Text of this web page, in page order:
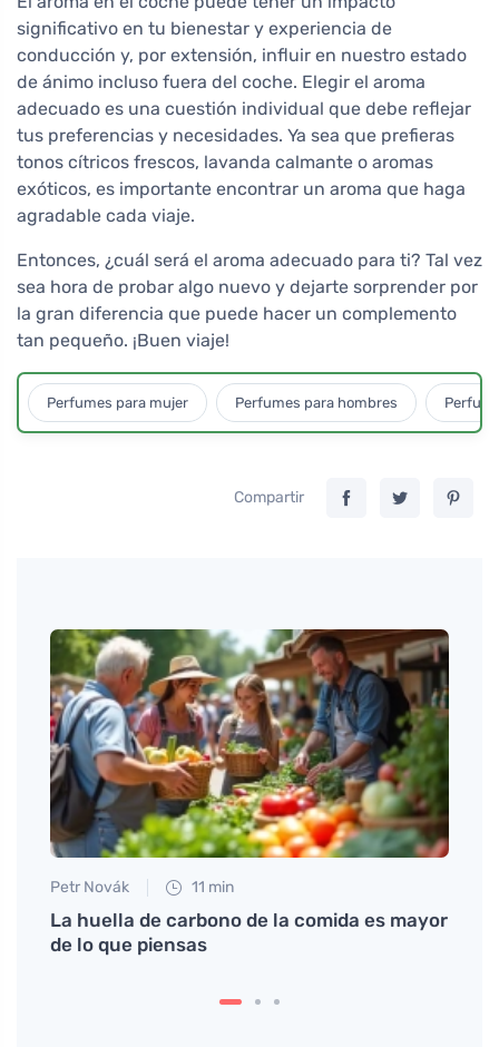
significativo en tu bienestar y experiencia de
conducción y, por extensión, influir en nuestro estado
de ánimo incluso fuera del coche. Elegir el aroma
adecuado es una cuestión individual que debe reflejar
tus preferencias y necesidades. Ya sea que prefieras
tonos cítricos frescos, lavanda calmante o aromas
exóticos, es importante encontrar un aroma que haga
agradable cada viaje.
Entonces, ¿cuál será el aroma adecuado para ti? Tal vez
sea hora de probar algo nuevo y dejarte sorprender por
la gran diferencia que puede hacer un complemento
tan pequeño. ¡Buen viaje!
Perfumes para mujer Perfumes para hombres
Compartir
Petr Novák 11 min
La huella de carbono de la comida es mayor
de lo que piensas